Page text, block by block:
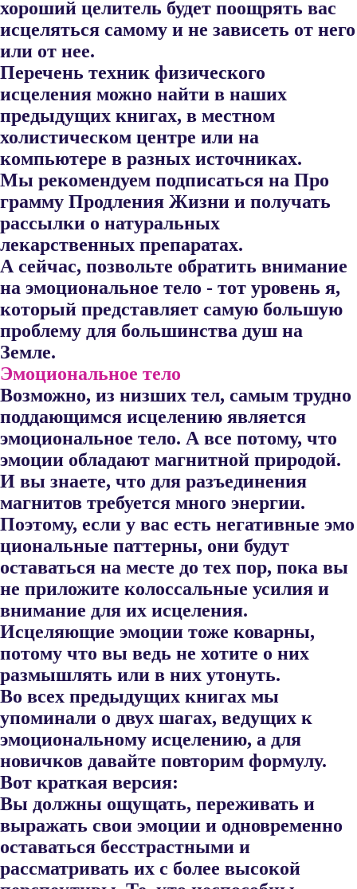
хороший целитель будет по​ощрять вас
исцеляться самому и не зависеть от него
или от нее.
Перечень техник физического
исцеления можно найти в наших
предыдущих книгах, в местном
холистическом центре или на
компьютере в разных источниках.
Мы рекомендуем подписаться на Про​
грамму Продления Жизни и получать
рассылки о натуральных
лекарственных препаратах.
А сейчас, позвольте обратить внимание
на эмоциональное тело - тот уровень я,
который представляет самую большую
проблему для большинства душ на
Земле.
Эмоциональное тело
Возможно, из низших тел, самым трудно
поддающимся исцелению является
эмоциональное тело. А все потому, что
эмоции обладают магнитной природой.
И вы знаете, что для разъединения
магнитов требуется много энергии.
Поэтому, если у вас есть негативные эмо​
циональные паттерны, они будут
оставаться на месте до тех пор, пока вы
не приложите колоссальные усилия и
внимание для их исцеления.
Исцеляющие эмоции тоже коварны,
потому что вы ведь не хотите о них
размышлять или в них утонуть.
Во всех предыдущих книгах мы
упоминали о двух шагах, ведущих к
эмоциональному исцелению, а для
новичков давайте повторим формулу.
Вот краткая версия:
Вы должны ощущать, переживать и
выражать свои эмоции и од​новременно
оставаться бесстрастными и
рассматривать их с более вы​сокой